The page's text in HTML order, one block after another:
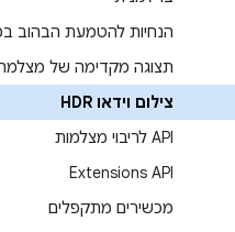
הנחיות להטמעת הבהוב
תצוגה מקדימה של
צילום וידאו HDR
API לריבוי מצלמות
Extensions API
מכשירים מתקפלים